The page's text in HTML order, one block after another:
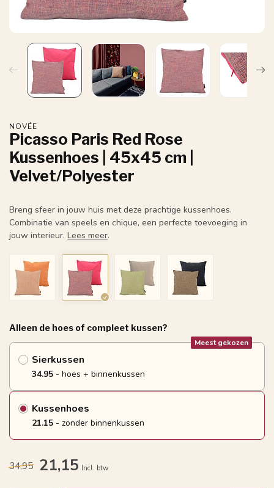
NOVÉE
Picasso Paris Red Rose
Kussenhoes | 45x45 cm |
Velvet/Polyester
Breng sfeer in jouw huis met deze prachtige kussenhoes.
Combinatie van speels en chique, een perfecte toevoeging in
jouw interieur. Lees meer.
Alleen de hoes of compleet kussen?
Sierkussen
Meest gekozen
34.95 - hoes + binnenkussen
Kussenhoes
21.15 - zonder binnenkussen
34,95 21,15 Incl. btw